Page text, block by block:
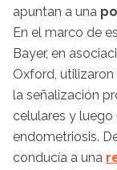
apuntan a una
En el marco de
Bayer, en
Oxford, utilizaron
la señalización
celulares y
endometriosis.
conducía a una